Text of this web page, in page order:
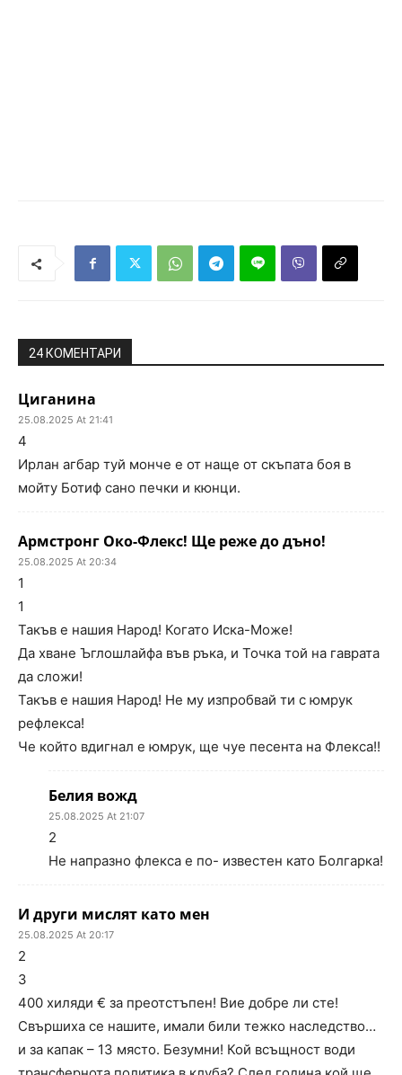
24 КОМЕНТАРИ
Циганина
25.08.2025 At 21:41
4
Ирлан агбар туй монче е от наще от скъпата боя в
мойту Ботиф сано печки и кюнци.
Армстронг Око-Флекс! Ще реже до дъно!
25.08.2025 At 20:34
1
1
Такъв е нашия Народ! Когато Иска-Може!
Да хване Ъглошлайфа във ръка, и Точка той на гаврата
да сложи!
Такъв е нашия Народ! Не му изпробвай ти с юмрук
рефлекса!
Че който вдигнал е юмрук, ще чуе песента на Флекса!!
Белия вожд
25.08.2025 At 21:07
2
Не напразно флекса е по- известен като Болгарка!
И други мислят като мен
25.08.2025 At 20:17
2
3
400 хиляди € за преотстъпен! Вие добре ли сте!
Свършиха се нашите, имали били тежко наследство…
и за капак – 13 място. Безумни! Кой всъщност води